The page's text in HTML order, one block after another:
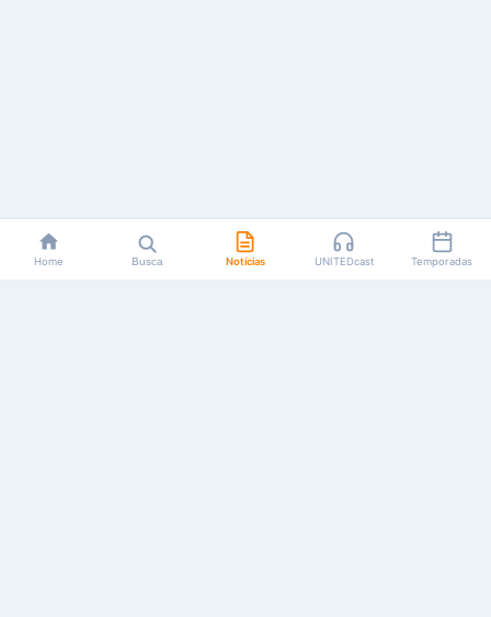
Home Busca Notícias UNITEDcast Temporadas